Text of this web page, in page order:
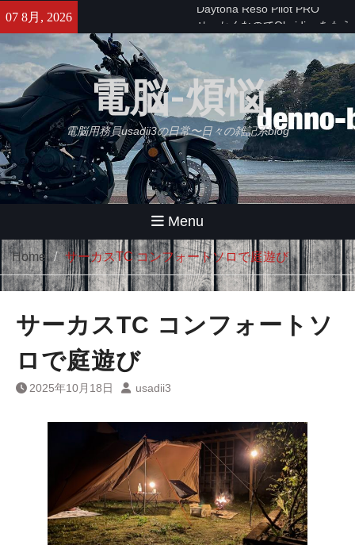
content
07 8月, 2026
せっかくなのでObsidianをもう
少し使ってみる・・・【追記】
と、思ったけどやっぱムリ。
久々にB2さんとラーメンツー
やばいバイクインカム出た！
Daytona Reso Pilot PRO
電脳-煩悩
電脳用務員usadii3の日常〜日々の雑記系blog
Menu
Home サーカスTC コンフォートソロで庭遊び
サーカスTC コンフォートソ
ロで庭遊び
2025年10月18日 usadii3